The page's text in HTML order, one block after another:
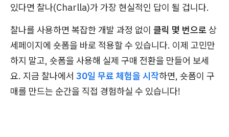
있다면 찰나(Charlla)가 가장 현실적인 답이 될 겁니다.
찰나를 사용하면 복잡한 개발 과정 없이 클릭 몇 번으로상
세페이지에 숏폼을 바로 적용할 수 있습니다. 이제 고민만
하지 말고, 숏폼을 사용해 실제 구매 전환을 만들어 보세
요. 지금 찰나에서 30일 무료 체험을 시작하면, 숏폼이 구
매를 만드는 순간을 직접 경험하실 수 있습니다!